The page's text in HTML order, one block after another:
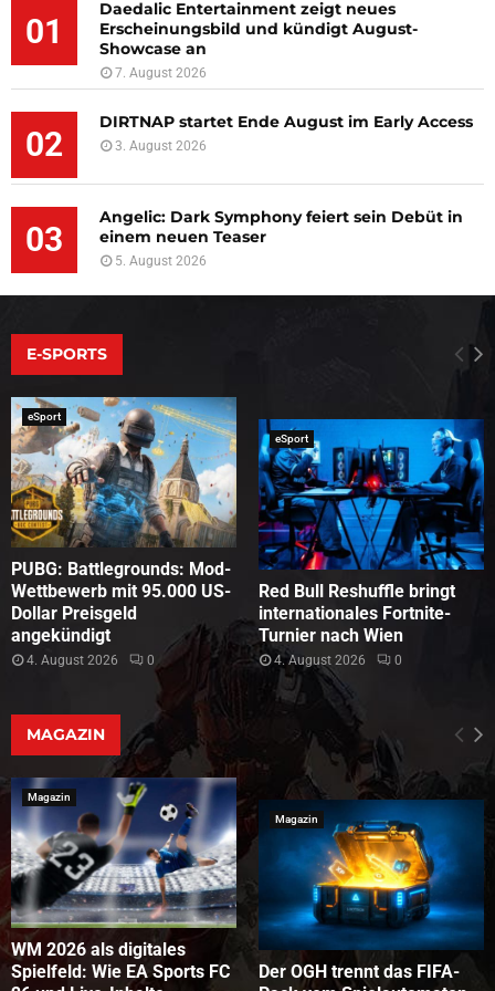
01
Daedalic Entertainment zeigt neues
Erscheinungsbild und kündigt August-
Showcase an
7. August 2026
02
DIRTNAP startet Ende August im Early Access
3. August 2026
03
Angelic: Dark Symphony feiert sein Debüt in
einem neuen Teaser
5. August 2026
E-SPORTS
eSport
PUBG: Battlegrounds: Mod-
Wettbewerb mit 95.000 US-
Dollar Preisgeld
angekündigt
4. August 2026 0
eSport
Red Bull Reshuffle bringt
internationales Fortnite-
Turnier nach Wien
4. August 2026 0
MAGAZIN
Magazin
WM 2026 als digitales
Spielfeld: Wie EA Sports FC
Magazin
Der OGH trennt das FIFA-